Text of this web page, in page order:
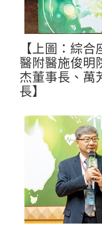
【上圖：綜
醫附醫施俊明
杰董事長、萬
長】